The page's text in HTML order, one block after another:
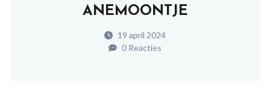
ANEMOONTJE
19 april 2024
0 Reacties